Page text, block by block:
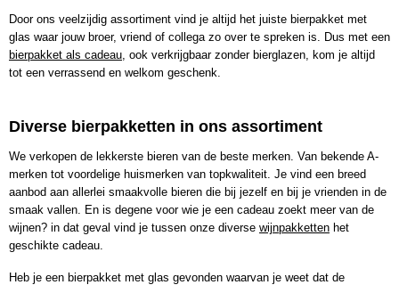
Door ons veelzijdig assortiment vind je altijd het juiste bierpakket met
glas waar jouw broer, vriend of collega zo over te spreken is. Dus met een
bierpakket als cadeau, ook verkrijgbaar zonder bierglazen, kom je altijd
tot een verrassend en welkom geschenk.
Diverse bierpakketten in ons assortiment
We verkopen de lekkerste bieren van de beste merken. Van bekende A-
merken tot voordelige huismerken van topkwaliteit. Je vind een breed
aanbod aan allerlei smaakvolle bieren die bij jezelf en bij je vrienden in de
smaak vallen. En is degene voor wie je een cadeau zoekt meer van de
wijnen? in dat geval vind je tussen onze diverse wijnpakketten het
geschikte cadeau.
Heb je een bierpakket met glas gevonden waarvan je weet dat de